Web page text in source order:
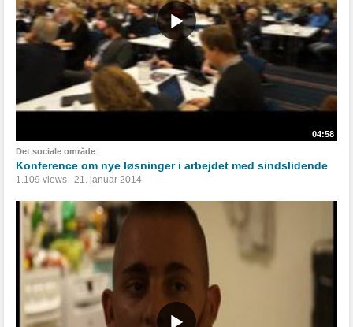
04:58
Det sociale område
Konference om nye løsninger i arbejdet med sindslidende
1.109 views 21. januar 2014